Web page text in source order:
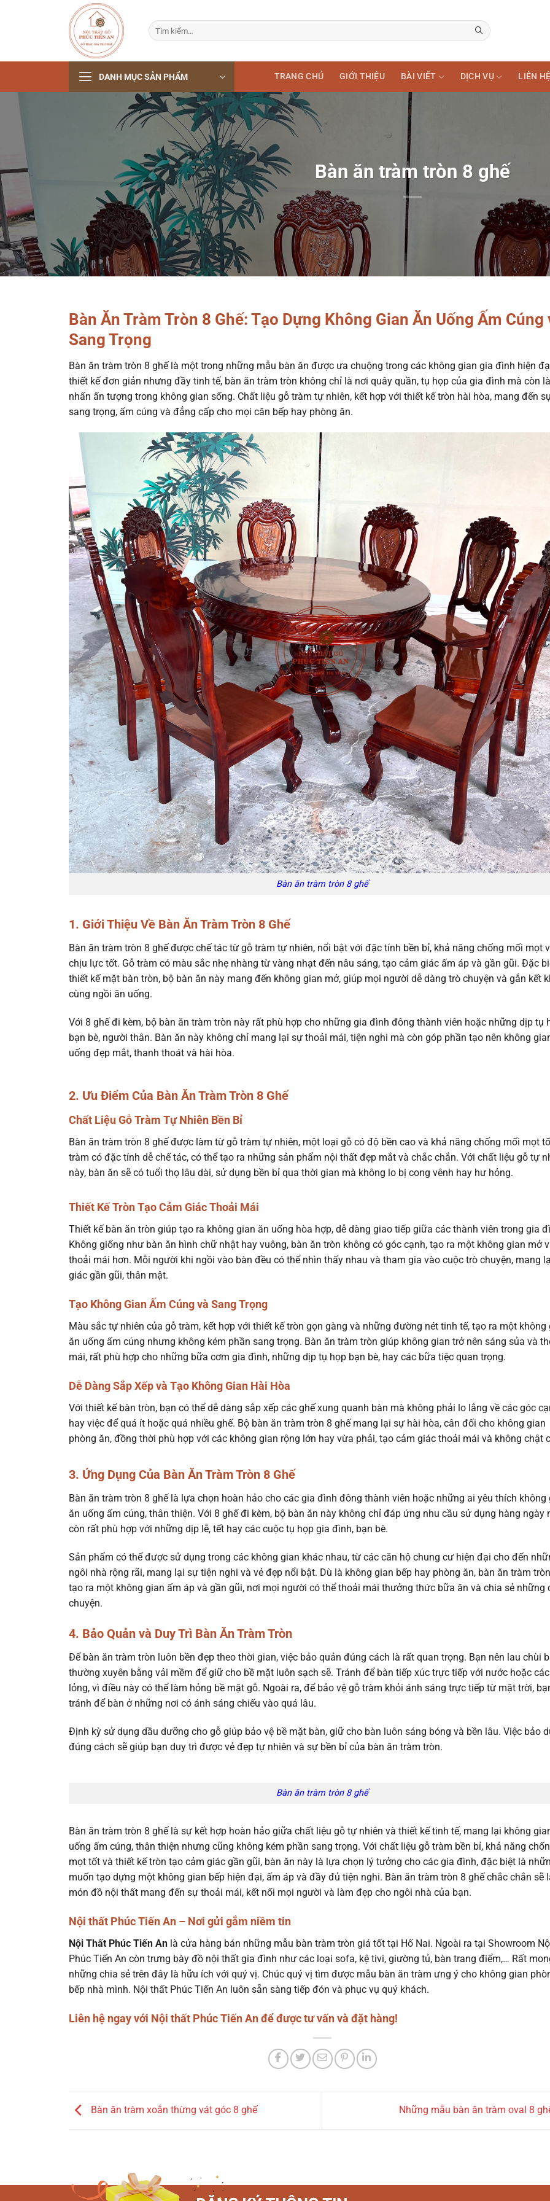
Tìm
kiếm:
DANH MỤC SẢN PHẨM TRANG CHỦ GIỚI THIỆU BÀI VIẾT DỊCH VỤ LIÊN HỆ
Bàn ăn tràm tròn 8 ghế
Bàn Ăn Tràm Tròn 8 Ghế: Tạo Dựng Không Gian Ăn Uống Ấm Cúng
Sang Trọng
Bàn ăn tràm tròn 8 ghế là một trong những mẫu bàn ăn được ưa chuộng trong các không gian gia đình hiện
thiết kế đơn giản nhưng đầy tinh tế, bàn ăn tràm tròn không chỉ là nơi quây quần, tụ họp của gia đình mà còn
nhấn ấn tượng trong không gian sống. Chất liệu gỗ tràm tự nhiên, kết hợp với thiết kế tròn hài hòa, mang đến
sang trọng, ấm cúng và đẳng cấp cho mọi căn bếp hay phòng ăn.
Bàn ăn tràm tròn 8 ghế
1. Giới Thiệu Về Bàn Ăn Tràm Tròn 8 Ghế
Bàn ăn tràm tròn 8 ghế được chế tác từ gỗ tràm tự nhiên, nổi bật với đặc tính bền bỉ, khả năng chống mối mọt
chịu lực tốt. Gỗ tràm có màu sắc nhẹ nhàng từ vàng nhạt đến nâu sáng, tạo cảm giác ấm áp và gần gũi. Đặc
thiết kế mặt bàn tròn, bộ bàn ăn này mang đến không gian mở, giúp mọi người dễ dàng trò chuyện và gắn kết
cùng ngồi ăn uống.
Với 8 ghế đi kèm, bộ bàn ăn tràm tròn này rất phù hợp cho những gia đình đông thành viên hoặc những dịp tụ
bạn bè, người thân. Bàn ăn này không chỉ mang lại sự thoải mái, tiện nghi mà còn góp phần tạo nên không
uống đẹp mắt, thanh thoát và hài hòa.
2. Ưu Điểm Của Bàn Ăn Tràm Tròn 8 Ghế
Chất Liệu Gỗ Tràm Tự Nhiên Bền Bỉ
Bàn ăn tràm tròn 8 ghế được làm từ gỗ tràm tự nhiên, một loại gỗ có độ bền cao và khả năng chống mối mọt
tràm có đặc tính dễ chế tác, có thể tạo ra những sản phẩm nội thất đẹp mắt và chắc chắn. Với chất liệu gỗ tự
này, bàn ăn sẽ có tuổi thọ lâu dài, sử dụng bền bỉ qua thời gian mà không lo bị cong vênh hay hư hỏng.
Thiết Kế Tròn Tạo Cảm Giác Thoải Mái
Thiết kế bàn ăn tròn giúp tạo ra không gian ăn uống hòa hợp, dễ dàng giao tiếp giữa các thành viên trong gia
Không giống như bàn ăn hình chữ nhật hay vuông, bàn ăn tròn không có góc cạnh, tạo ra một không gian mở
thoải mái hơn. Mỗi người khi ngồi vào bàn đều có thể nhìn thấy nhau và tham gia vào cuộc trò chuyện, mang
giác gần gũi, thân mật.
Tạo Không Gian Ấm Cúng và Sang Trọng
Màu sắc tự nhiên của gỗ tràm, kết hợp với thiết kế tròn gọn gàng và những đường nét tinh tế, tạo ra một không
ăn uống ấm cúng nhưng không kém phần sang trọng. Bàn ăn tràm tròn giúp không gian trở nên sáng sủa và
mái, rất phù hợp cho những bữa cơm gia đình, những dịp tụ họp bạn bè, hay các bữa tiệc quan trọng.
Dễ Dàng Sắp Xếp và Tạo Không Gian Hài Hòa
Với thiết kế bàn tròn, bạn có thể dễ dàng sắp xếp các ghế xung quanh bàn mà không phải lo lắng về các góc
hay việc để quá ít hoặc quá nhiều ghế. Bộ bàn ăn tràm tròn 8 ghế mang lại sự hài hòa, cân đối cho không gian
phòng ăn, đồng thời phù hợp với các không gian rộng lớn hay vừa phải, tạo cảm giác thoải mái và không chật
3. Ứng Dụng Của Bàn Ăn Tràm Tròn 8 Ghế
Bàn ăn tràm tròn 8 ghế là lựa chọn hoàn hảo cho các gia đình đông thành viên hoặc những ai yêu thích không
ăn uống ấm cúng, thân thiện. Với 8 ghế đi kèm, bộ bàn ăn này không chỉ đáp ứng nhu cầu sử dụng hàng ngày
còn rất phù hợp với những dịp lễ, tết hay các cuộc tụ họp gia đình, bạn bè.
Sản phẩm có thể được sử dụng trong các không gian khác nhau, từ các căn hộ chung cư hiện đại cho đến
ngôi nhà rộng rãi, mang lại sự tiện nghi và vẻ đẹp nổi bật. Dù là không gian bếp hay phòng ăn, bàn ăn tràm
tạo ra một không gian ấm áp và gần gũi, nơi mọi người có thể thoải mái thưởng thức bữa ăn và chia sẻ những
chuyện.
4. Bảo Quản và Duy Trì Bàn Ăn Tràm Tròn
Để bàn ăn tràm tròn luôn bền đẹp theo thời gian, việc bảo quản đúng cách là rất quan trọng. Bạn nên lau chùi
thường xuyên bằng vải mềm để giữ cho bề mặt luôn sạch sẽ. Tránh để bàn tiếp xúc trực tiếp với nước hoặc
lỏng, vì điều này có thể làm hỏng bề mặt gỗ. Ngoài ra, để bảo vệ gỗ tràm khỏi ánh sáng trực tiếp từ mặt trời,
tránh để bàn ở những nơi có ánh sáng chiếu vào quá lâu.
Định kỳ sử dụng dầu dưỡng cho gỗ giúp bảo vệ bề mặt bàn, giữ cho bàn luôn sáng bóng và bền lâu. Việc bảo
đúng cách sẽ giúp bạn duy trì được vẻ đẹp tự nhiên và sự bền bỉ của bàn ăn tràm tròn.
Bàn ăn tràm tròn 8 ghế
Bàn ăn tràm tròn 8 ghế là sự kết hợp hoàn hảo giữa chất liệu gỗ tự nhiên và thiết kế tinh tế, mang lại không
uống ấm cúng, thân thiện nhưng cũng không kém phần sang trọng. Với chất liệu gỗ tràm bền bỉ, khả năng
mọt tốt và thiết kế tròn tạo cảm giác gần gũi, bàn ăn này là lựa chọn lý tưởng cho các gia đình, đặc biệt là
muốn tạo dựng một không gian bếp hiện đại, ấm áp và đầy đủ tiện nghi. Bàn ăn tràm tròn 8 ghế chắc chắn sẽ
món đồ nội thất mang đến sự thoải mái, kết nối mọi người và làm đẹp cho ngôi nhà của bạn.
Nội thất Phúc Tiến An – Nơi gửi gắm niềm tin
Nội Thất Phúc Tiến An là cửa hàng bán những mẫu bàn tràm tròn giá tốt tại Hố Nai. Ngoài ra tại Showroom
Phúc Tiến An còn trưng bày đồ nội thất gia đình như các loại sofa, kệ tivi, giường tủ, bàn trang điểm,… Rất
những chia sẻ trên đây là hữu ích với quý vị. Chúc quý vị tìm được mẫu bàn ăn tràm ưng ý cho không gian
bếp nhà mình. Nội thất Phúc Tiến An luôn sẵn sàng tiếp đón và phục vụ quý khách.
Liên hệ ngay với Nội thất Phúc Tiến An để được tư vấn và đặt hàng!
Bàn ăn tràm xoắn thừng vát góc 8 ghế Những mẫu bàn ăn tràm oval 8